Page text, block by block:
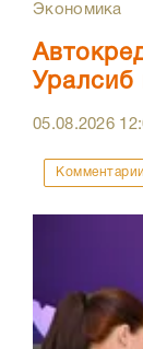
Экономика
Уралсиб
05.08.2026
Комментарии